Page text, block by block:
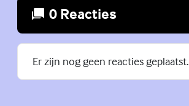
0 Reacties
Er zijn nog geen reacties geplaatst.